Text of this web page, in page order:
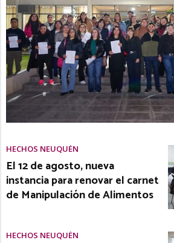
HECHOS NEUQUÉN
El 12 de agosto, nueva
instancia para renovar el carnet
de Manipulación de Alimentos
HECHOS NEUQUÉN